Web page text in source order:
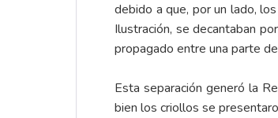
debido a que, por un lado,
Ilustración, se decantaban
propagado entre una parte
Esta separación generó la
bien los criollos se